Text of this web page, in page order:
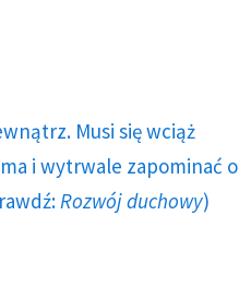
Musi się wciąż
i wytrwale zapominać o
Rozwój duchowy)